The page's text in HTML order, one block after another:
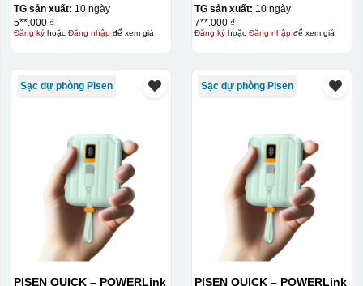
TG sản xuất: 10 ngày
5**.000 ₫
Đăng kýhoặc Đăng nhậpđể xem giá
TG sản xuất: 10 ngày
7**.000 ₫
Đăng kýhoặc Đăng nhậpđể xem giá
Sạc dự phòng Pisen
PISEN QUICK – POWERLink
Sạc dự phòng Pisen
PISEN QUICK – POWERLink